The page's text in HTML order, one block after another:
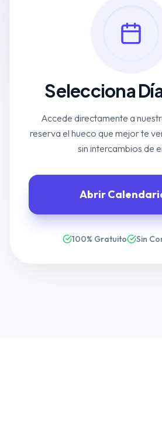
Selecciona
Accede directamente a
reserva el hueco que mejor te
sin intercambios de
Abrir
100% Gratuito Sin